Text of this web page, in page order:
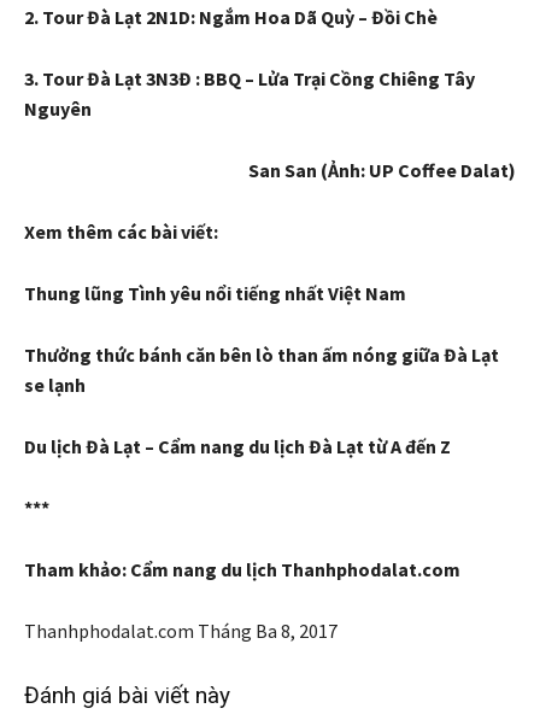
2. Tour Đà Lạt 2N1D: Ngắm Hoa Dã Quỳ – Đồi Chè
3. Tour Đà Lạt 3N3Đ : BBQ – Lửa Trại Cồng Chiêng Tây
Nguyên
San San (Ảnh: UP Coffee Dalat)
Xem thêm các bài viết:
Thung lũng Tình yêu nổi tiếng nhất Việt Nam
Thưởng thức bánh căn bên lò than ấm nóng giữa Đà Lạt
se lạnh
Du lịch Đà Lạt – Cẩm nang du lịch Đà Lạt từ A đến Z
***
Tham khảo: Cẩm nang du lịch Thanhphodalat.com
Thanhphodalat.com Tháng Ba 8, 2017
Đánh giá bài viết này